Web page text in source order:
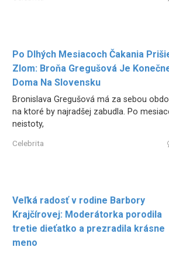
Po Dlhých Mesiacoch Čakania
Zlom: Broňa Gregušová Je
Doma Na Slovensku
Bronislava Gregušová má za sebou
na ktoré by najradšej zabudla. Po
neistoty,
Celebrita
Veľká radosť v rodine Barbory
Krajčírovej: Moderátorka porodila
tretie dieťatko a prezradila krásne
meno